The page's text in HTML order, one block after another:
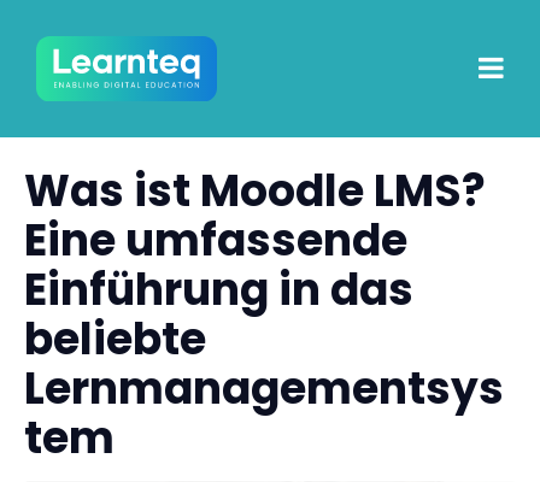
Was ist Moodle LMS?
Eine umfassende
Einführung in das
beliebte
Lernmanagementsys
tem